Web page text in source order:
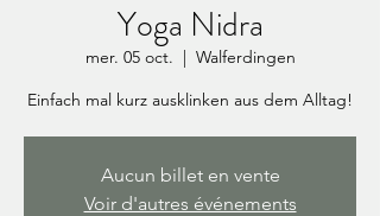
Yoga Nidra
mer. 05 oct.
  |
Walferdingen
Einfach mal kurz ausklinken aus dem Alltag!
Aucun billet en vente
Voir d'autres événements